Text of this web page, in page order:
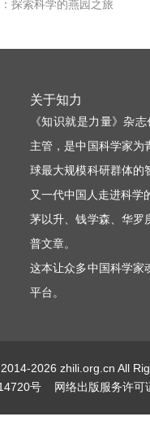
探索科学的燕园之旅
关于知力
《知识就是力量》杂
主管，是中国科学家为
球最大规模科研群体的
又一代中国人走进科学
茅以升、钱学森、华罗
普文章。
这本让众多中国科学家
平台。
2026 zhili.org.cn All
号
网络出版服务许可